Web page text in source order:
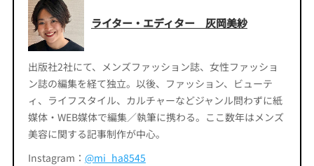
ライター・エディター 灰岡美紗
出版社2社にて、メンズファッション誌、女性ファッショ
ン誌の編集を経て独立。以後、ファッション、ビューテ
ィ、ライフスタイル、カルチャーなどジャンル問わずに紙
媒体・WEB媒体で編集／執筆に携わる。ここ数年はメンズ
美容に関する記事制作が中心。
Instagram： @mi_ha8545